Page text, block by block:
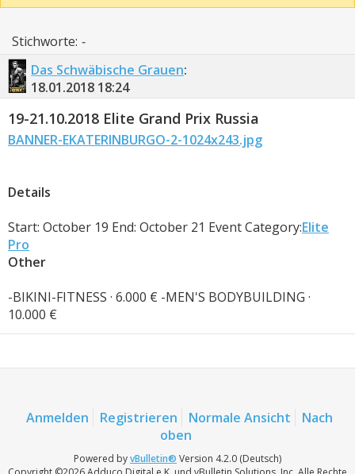
Stichworte: -
Das Schwäbische Grauen:
18.01.2018 18:24
19-21.10.2018 Elite Grand Prix Russia
BANNER-EKATERINBURGO-2-1024x243.jpg
Details
Start: October 19 End: October 21 Event Category:Elite
Pro
Other
-BIKINI-FITNESS · 6.000 € -MEN'S BODYBUILDING ·
10.000 €
Anmelden Registrieren Normale Ansicht
Nach
oben
Powered byvBulletin® Version 4.2.0 (Deutsch)